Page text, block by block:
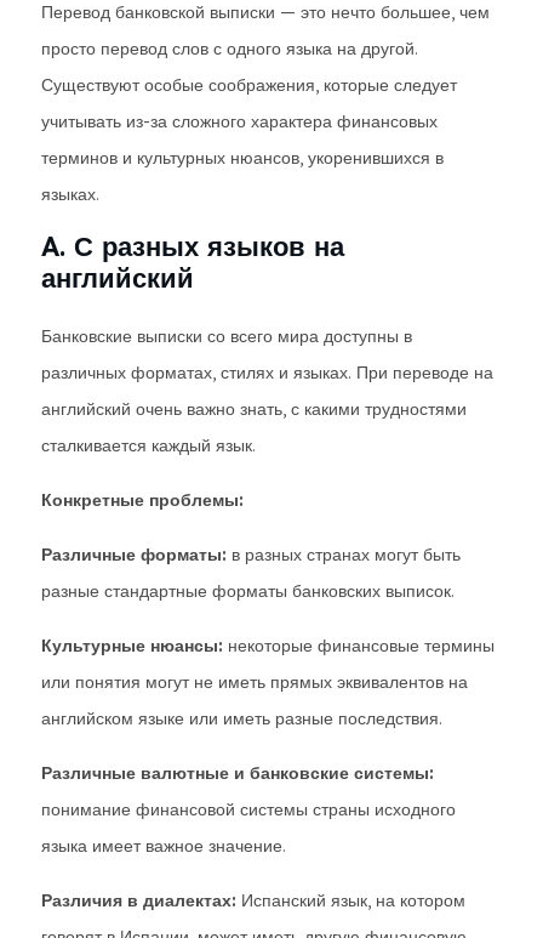
Перевод банковской выписки — это нечто большее, чем
просто перевод слов с одного языка на другой.
Существуют особые соображения, которые следует
учитывать из-за сложного характера финансовых
терминов и культурных нюансов, укоренившихся в
языках.
A. С разных языков на
английский
Банковские выписки со всего мира доступны в
различных форматах, стилях и языках. При переводе на
английский очень важно знать, с какими трудностями
сталкивается каждый язык.
Конкретные проблемы:
Различные форматы: в разных странах могут быть
разные стандартные форматы банковских выписок.
Культурные нюансы: некоторые финансовые термины
или понятия могут не иметь прямых эквивалентов на
английском языке или иметь разные последствия.
Различные валютные и банковские системы:
понимание финансовой системы страны исходного
языка имеет важное значение.
Различия в диалектах: Испанский язык, на котором